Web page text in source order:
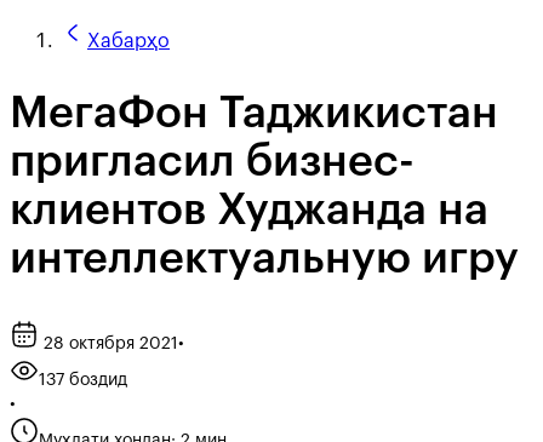
Хабарҳо
МегаФон Таджикистан
пригласил бизнес-
клиентов Худжанда на
интеллектуальную игру
28 октября 2021 •
137 боздид
•